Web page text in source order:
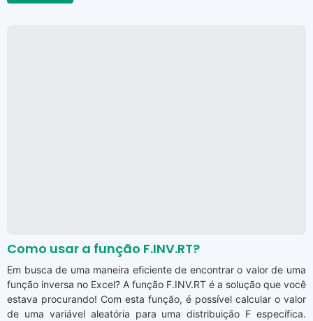
Como usar a função F.INV.RT?
Em busca de uma maneira eficiente de encontrar o valor de uma
função inversa no Excel? A função F.INV.RT é a solução que você
estava procurando! Com esta função, é possível calcular o valor
de uma variável aleatória para uma distribuição F específica.